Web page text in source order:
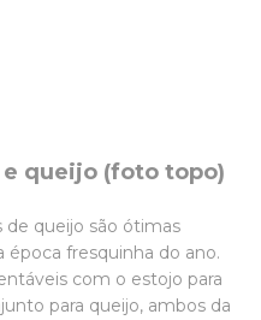
queijo (foto topo)
de queijo são ótimas
época fresquinha do ano.
com o estojo para
para queijo, ambos da